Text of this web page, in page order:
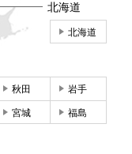
北海道
北海道
秋田 岩手
宮城 福島